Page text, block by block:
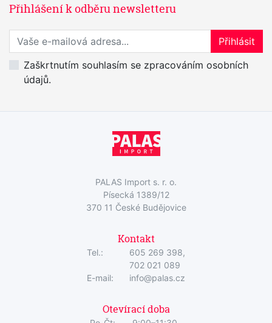
Přihlášení k odběru newsletteru
Přihlaste se k odběru novinek
Přihlásit
Zaškrtnutím souhlasím se zpracováním osobních
údajů.
PALAS Import s. r. o.
Písecká 1389/12
370 11 České Budějovice
Kontakt
Tel.:
605 269 398,
702 021 089
E-mail:
info@palas.cz
Otevírací doba